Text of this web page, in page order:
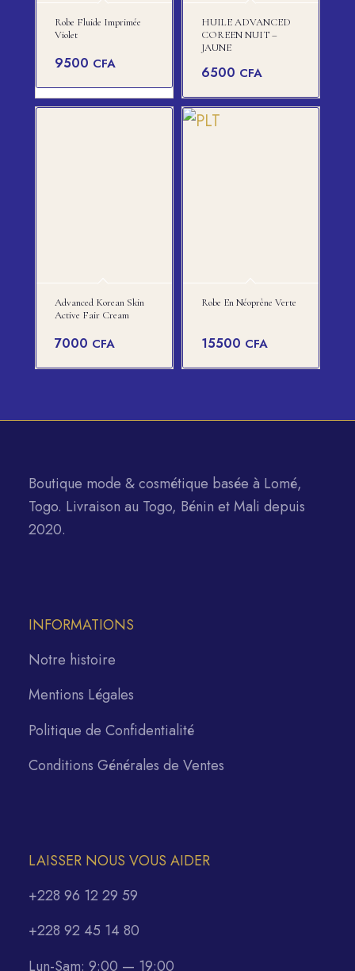
Robe Fluide Imprimée
Violet
9500 CFA
HUILE ADVANCED
COREEN NUIT –
JAUNE
6500 CFA
Advanced Korean Skin
Active Fair Cream
7000 CFA
Robe En Néoprène Verte
15500 CFA
Boutique mode & cosmétique basée à Lomé,
Togo. Livraison au Togo, Bénin et Mali depuis
2020.
INFORMATIONS
Notre histoire
Mentions Légales
Politique de Confidentialité
Conditions Générales de Ventes
LAISSER NOUS VOUS AIDER
+228 96 12 29 59
+228 92 45 14 80
Lun-Sam: 9:00 — 19:00